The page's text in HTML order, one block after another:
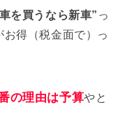
を買うなら新車” っ
得（税金面で）っ
の理由は予算やと